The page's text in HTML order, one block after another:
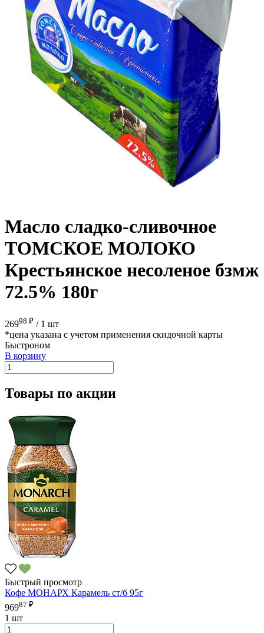
Масло сладко-сливочное
ТОМСКОЕ МОЛОКО
Крестьянское несоленое бзмж
72.5% 180г
26998 ₽ / 1 шт
*цена указана с учетом применения скидочной карты
Быстроном
В корзину
Товары по акции
Быстрый просмотр
Кофе МОНАРХ Карамель ст/б 95г
96987 ₽
1 шт